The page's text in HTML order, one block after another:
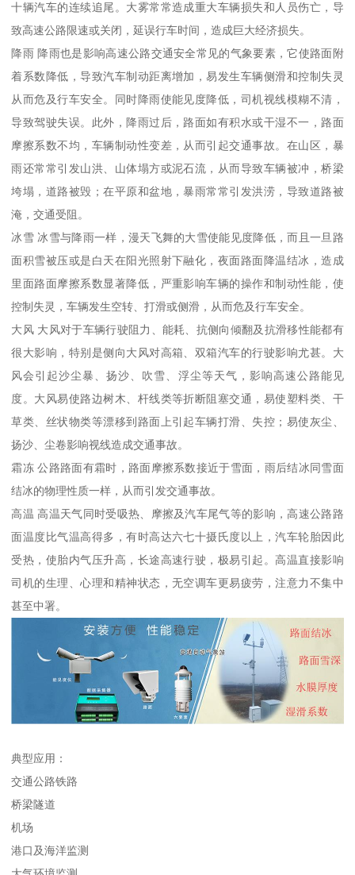
十辆汽车的连续追尾。大雾常常造成重大车辆损失和人员伤亡，导
致高速公路限速或关闭，延误行车时间，造成巨大经济损失。
降雨 降雨也是影响高速公路交通安全常见的气象要素，它使路面附
着系数降低，导致汽车制动距离增加，易发生车辆侧滑和控制失灵
从而危及行车安全。同时降雨使能见度降低，司机视线模糊不清，
导致驾驶失误。此外，降雨过后，路面如有积水或干湿不一，路面
摩擦系数不均，车辆制动性变差，从而引起交通事故。在山区，暴
雨还常常引发山洪、山体塌方或泥石流，从而导致车辆被冲，桥梁
垮塌，道路被毁；在平原和盆地，暴雨常常引发洪涝，导致道路被
淹，交通受阻。
冰雪 冰雪与降雨一样，漫天飞舞的大雪使能见度降低，而且一旦路
面积雪被压或是白天在阳光照射下融化，夜面路面降温结冰，造成
里面路面摩擦系数显著降低，严重影响车辆的操作和制动性能，使
控制失灵，车辆发生空转、打滑或侧滑，从而危及行车安全。
大风 大风对于车辆行驶阻力、能耗、抗侧向倾翻及抗滑移性能都有
很大影响，特别是侧向大风对高箱、双箱汽车的行驶影响尤甚。大
风会引起沙尘暴、扬沙、吹雪、浮尘等天气，影响高速公路能见
度。大风易使路边树木、杆线类等折断阻塞交通，易使塑料类、干
草类、丝状物类等漂移到路面上引起车辆打滑、失控；易使灰尘、
扬沙、尘卷影响视线造成交通事故。
霜冻 公路路面有霜时，路面摩擦系数接近于雪面，雨后结冰同雪面
结冰的物理性质一样，从而引发交通事故。
高温 高温天气同时受吸热、摩擦及汽车尾气等的影响，高速公路路
面温度比气温高得多，有时高达六七十摄氏度以上，汽车轮胎因此
受热，使胎内气压升高，长途高速行驶，极易引起。高温直接影响
司机的生理、心理和精神状态，无空调车更易疲劳，注意力不集中
甚至中署。
典型应用：
交通公路铁路
桥梁隧道
机场
港口及海洋监测